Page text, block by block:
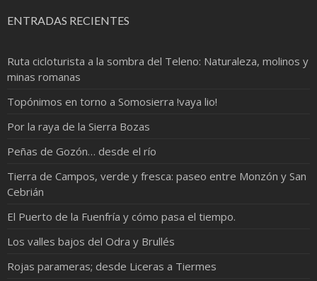
ENTRADAS RECIENTES
Ruta cicloturista a la sombra del Teleno: Naturaleza, molinos y
minas romanas
Topónimos en torno a Somosierra !vaya lio!
Por la raya de la Sierra Bozas
Peñas de Gozón… desde el río
Tierra de Campos, verde y fresca: paseo entre Monzón y San
Cebrián
El Puerto de la Fuenfría y cómo pasa el tiempo.
Los valles bajos del Odra y Brullés
Rojas parameras; desde Liceras a Tiermes